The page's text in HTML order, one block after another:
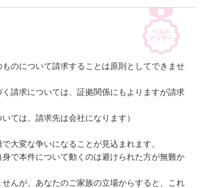
のについて請求することは原則としてできませ
請求については、証拠関係にもよりますが請求
ては、請求先は会社になります）
大変な争いになることが見込まれます。
で本件について動くのは避けられた方が無難か
んが、あなたのご家族の立場からすると、これ